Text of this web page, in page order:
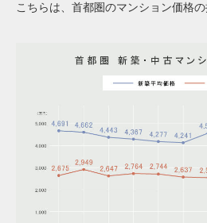
こちらは、首都圏のマンション価格